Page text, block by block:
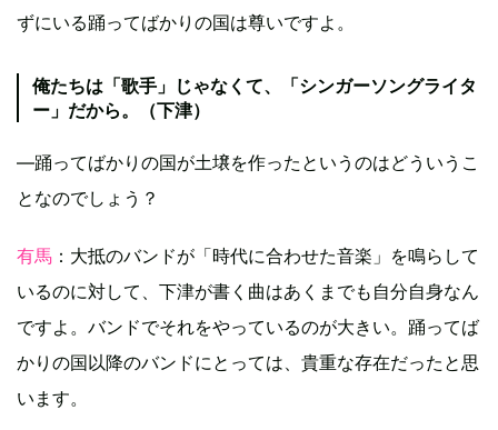
ずにいる踊ってばかりの国は尊いですよ。
俺たちは「歌手」じゃなくて、「シンガーソングライタ
ー」だから。（下津）
―踊ってばかりの国が土壌を作ったというのはどういうこ
となのでしょう？
有馬 ：大抵のバンドが「時代に合わせた音楽」を鳴らして
いるのに対して、下津が書く曲はあくまでも自分自身なん
ですよ。バンドでそれをやっているのが大きい。踊ってば
かりの国以降のバンドにとっては、貴重な存在だったと思
います。